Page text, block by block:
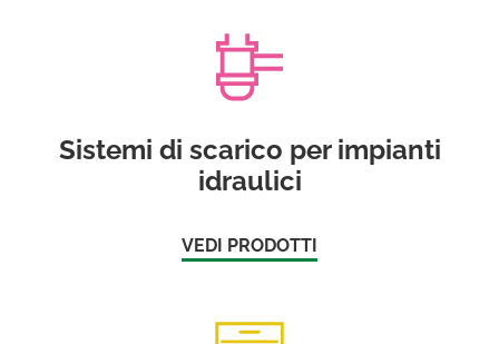
Sistemi di scarico per impianti
idraulici
VEDI PRODOTTI